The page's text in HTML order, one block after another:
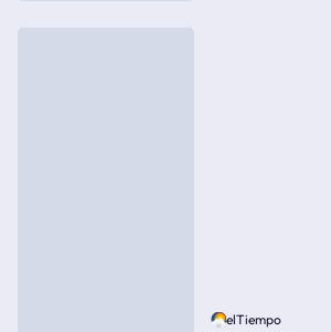
elTiempo